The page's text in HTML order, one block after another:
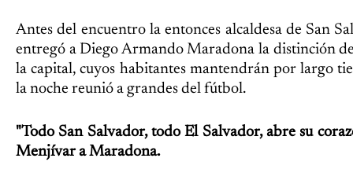
Antes del encuentro la entonces alcaldesa de San
entregó a Diego Armando Maradona la distinción
la capital, cuyos habitantes mantendrán por largo
la noche reunió a grandes del fútbol.
"Todo San Salvador, todo El Salvador, abre su
Menjívar a Maradona.